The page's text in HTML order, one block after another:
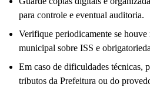
para controle e eventual auditoria.
Verifique periodicamente se houve
municipal sobre ISS e
Em caso de dificuldades técnicas,
tributos da Prefeitura ou do